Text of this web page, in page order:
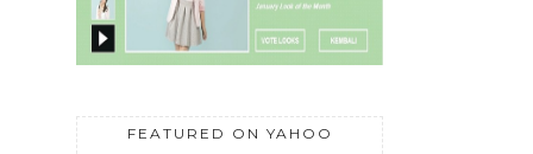
FEATURED ON YAHOO